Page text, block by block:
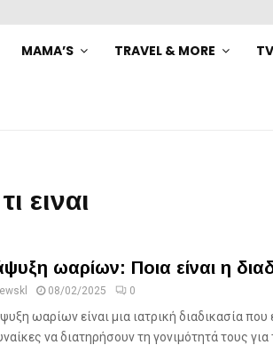
MAMA’S TRAVEL & MORE
ειναι
ωαρίων: Ποια είναι η
08/02/2025 0
ωαρίων είναι μια ιατρική διαδικασία που
να διατηρήσουν τη γονιμότητά τους